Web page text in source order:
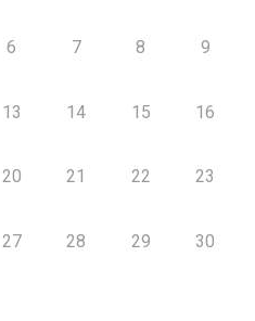
6 7 8 9
13 14 15 16
20 21 22 23
27 28 29 30